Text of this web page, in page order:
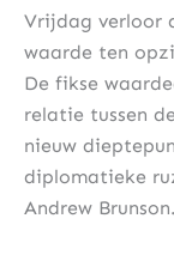
Vrijdag verloor
waarde ten
De fikse
relatie tussen
nieuw
diplomatieke
Andrew Brunson.